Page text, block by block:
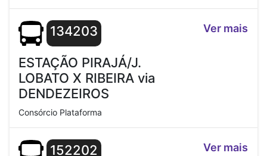
134203
ESTAÇÃO PIRAJÁ/J.
LOBATO X RIBEIRA via
DENDEZEIROS
Consórcio Plataforma
Ver mais
152202 Ver mais